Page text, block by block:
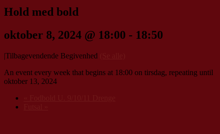
Hold med bold
oktober 8, 2024 @ 18:00 - 18:50
|Tilbagevendende Begivenhed
An event every week that begins at 18:00 on tirsdag, repeating until
oktober 13, 2024